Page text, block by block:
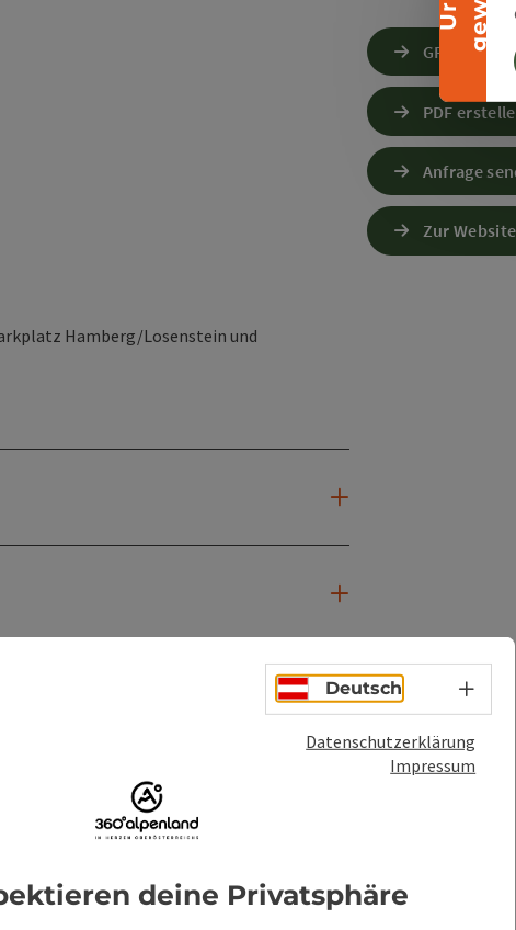
Hamberg/Losenstein und
GPS Daten
PDF
Anfrage
Zur Website
Deutsch
Datenschutzerklärung
Impressum
deine Privatsphäre